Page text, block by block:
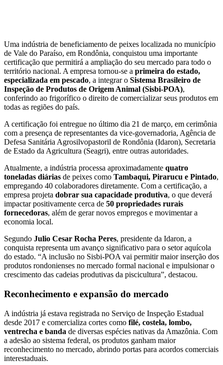
Uma indústria de beneficiamento de peixes localizada no município
de Vale do Paraíso, em Rondônia, conquistou uma importante
certificação que permitirá a ampliação do seu mercado para todo o
território nacional. A empresa tornou-se a primeira do estado,
especializada em pescado, a integrar o Sistema Brasileiro de
Inspeção de Produtos de Origem Animal (Sisbi-POA),
conferindo ao frigorífico o direito de comercializar seus produtos em
todas as regiões do país.
A certificação foi entregue no último dia 21 de março, em cerimônia
com a presença de representantes da vice-governadoria, Agência de
Defesa Sanitária Agrosilvopastoril de Rondônia (Idaron), Secretaria
de Estado da Agricultura (Seagri), entre outras autoridades.
Atualmente, a indústria processa aproximadamente quatro
toneladas diárias de peixes como Tambaqui, Pirarucu e Pintado,
empregando 40 colaboradores diretamente. Com a certificação, a
empresa projeta dobrar sua capacidade produtiva, o que deverá
impactar positivamente cerca de 50 propriedades rurais
fornecedoras, além de gerar novos empregos e movimentar a
economia local.
Segundo Julio Cesar Rocha Peres, presidente da Idaron, a
conquista representa um avanço significativo para o setor aquícola
do estado. “A inclusão no Sisbi-POA vai permitir maior inserção dos
produtos rondonienses no mercado formal nacional e impulsionar o
crescimento das cadeias produtivas da piscicultura”, destacou.
Reconhecimento e expansão do mercado
A indústria já estava registrada no Serviço de Inspeção Estadual
desde 2017 e comercializa cortes como filé, costela, lombo,
ventrecha e banda de diversas espécies nativas da Amazônia. Com
a adesão ao sistema federal, os produtos ganham maior
reconhecimento no mercado, abrindo portas para acordos comerciais
interestaduais.